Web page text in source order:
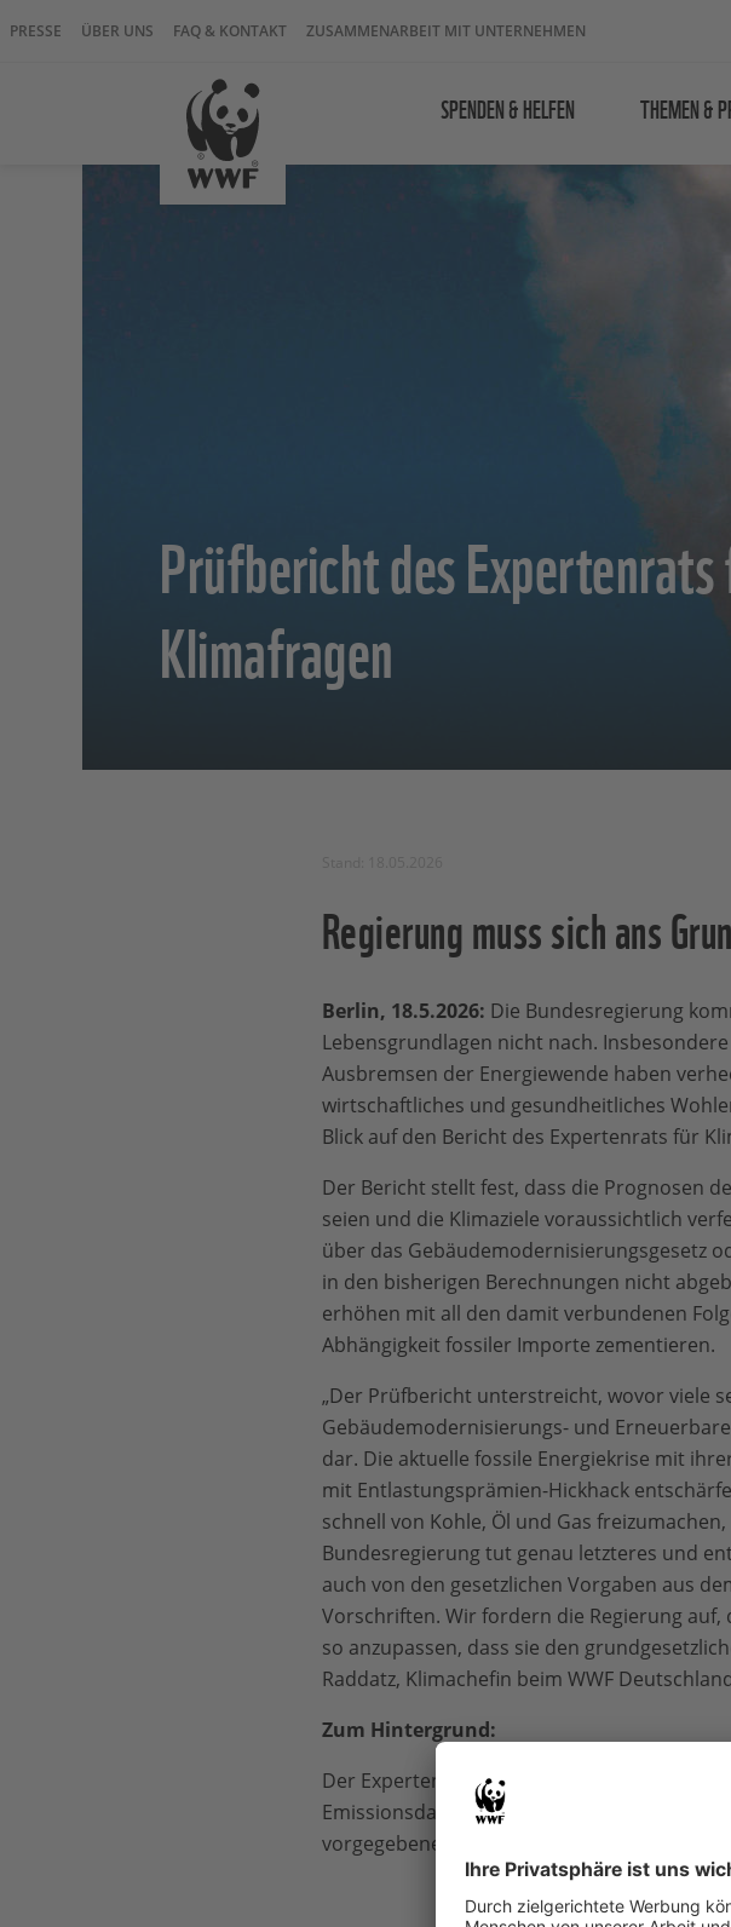
PRESSE ÜBER UNS FAQ & KONTAKT ZUSAMMENARBEIT MIT UNTERNEHMEN
SPENDEN & HELFEN THEMEN &
Prüfbericht des
Klimafragen
Regierung muss sich ans
Berlin, 18.5.2026: Die Bundesregierung
Lebensgrundlagen nicht nach.
Ausbremsen der Energiewende haben
wirtschaftliches und gesundheitliches
Blick auf den Bericht des Expertenrats für
Der Bericht stellt fest, dass die Prognosen
seien und die Klimaziele voraussichtlich
über das Gebäudemodernisierungsgesetz
in den bisherigen Berechnungen nicht
erhöhen mit all den damit verbundenen
Abhängigkeit fossiler Importe zementieren.
„Der Prüfbericht unterstreicht, wovor viele
Gebäudemodernisierungs- und
dar. Die aktuelle fossile Energiekrise mit
mit Entlastungsprämien-Hickhack
schnell von Kohle, Öl und Gas
Bundesregierung tut genau letzteres und
auch von den gesetzlichen Vorgaben aus
Vorschriften. Wir fordern die Regierung
so anzupassen, dass sie den
Raddatz, Klimachefin beim WWF
Zum Hintergrund:
Der Expertenrat für Klimafragen prüft nach
Emissionsdaten des Vorjahres sowie die
vorgegebene Jahresemissionsmengen